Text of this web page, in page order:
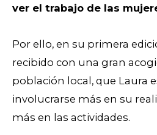
ver el trabajo de las
Por ello, en su primera
recibido con una gran
población local, que Laura
involucrarse más en su
más en las actividades.